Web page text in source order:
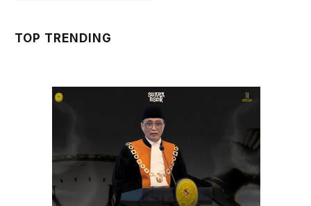
TOP TRENDING